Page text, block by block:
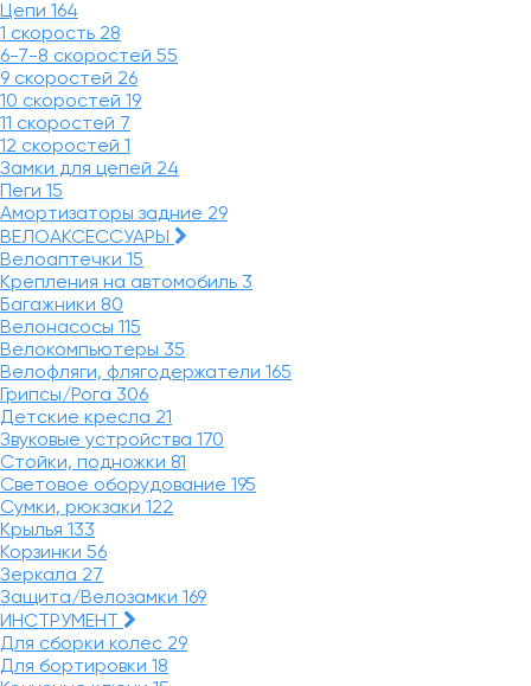
Цепи 164
1 скорость 28
6-7-8 скоростей 55
9 скоростей 26
10 скоростей 19
11 скоростей 7
12 скоростей 1
Замки для цепей 24
Пеги 15
Амортизаторы задние 29
ВЕЛОАКСЕССУАРЫ
Велоаптечки 15
Крепления на автомобиль 3
Багажники 80
Велонасосы 115
Велокомпьютеры 35
Велофляги, флягодержатели 165
Грипсы/Рога 306
Детские кресла 21
Звуковые устройства 170
Стойки, подножки 81
Световое оборудование 195
Сумки, рюкзаки 122
Крылья 133
Корзинки 56
Зеркала 27
Защита/Велозамки 169
ИНСТРУМЕНТ
Для сборки колес 29
Для бортировки 18